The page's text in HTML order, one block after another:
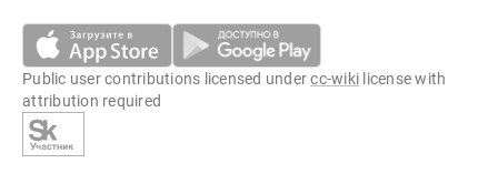
Public user contributions licensed undercc-wiki license with
attribution required